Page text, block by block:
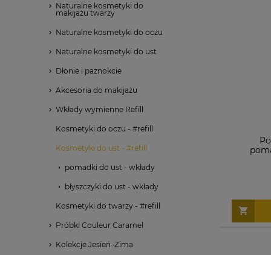
Naturalne kosmetyki do
makijażu twarzy
Naturalne kosmetyki do oczu
Naturalne kosmetyki do ust
Dłonie i paznokcie
Akcesoria do makijażu
Wkłady wymienne Refill
Kosmetyki do oczu - #refill
Kosmetyki do ust - #refill
pomadki do ust - wkłady
błyszczyki do ust - wkłady
Kosmetyki do twarzy - #refill
Próbki Couleur Caramel
Kolekcje Jesień–Zima